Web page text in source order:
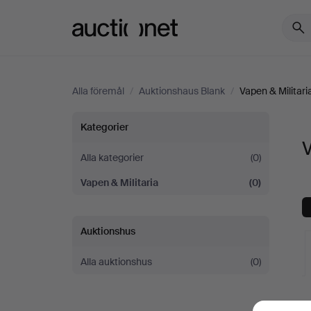
Alla föremål / Auktionshaus Blank / Vapen &
Vapen
&
Militaria
på
Auktionshaus
Kategorier
Alla kategorier
(0)
Vapen & Militaria
(0)
Auktionshus
Alla auktionshus (0)